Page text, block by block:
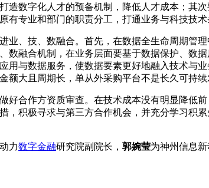
造数字化人才的预备机制，降低人才成本；其
有专业和部门的职责分工，打通业务与科技技
业、技、数融合。首先，在数据全生命周期管
数融合机制，在业务层面要基于数据保护、数
用与数据服务，使数据要素更好地融入技术与
额大且周期长，单从外采购平台不是长久可持
好合作方资质审查。在技术成本没有明显降低
，积极寻求与第三方合作机会，并充分学习积
力数字金融研究院副院长， 郭婉莹为神州信息新